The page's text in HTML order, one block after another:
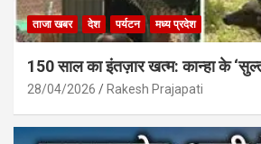
ताजा खबर देश पर्यटन मध्य प्रदेश
150 साल का इंतज़ार खत्म: कान्हा के
28/04/2026 Rakesh Prajapati